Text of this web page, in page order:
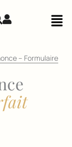
– Formulaire